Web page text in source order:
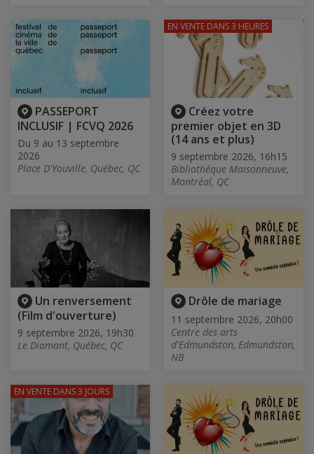
PASSEPORT
INCLUSIF | FCVQ 2026
Du 9 au 13 septembre
2026
Place D'Youville, Québec, QC
Créez votre
premier objet en 3D
(14 ans et plus)
9 septembre 2026, 16h15
Bibliothèque Maisonneuve,
Montréal, QC
EN VENTE DANS 3 HEURES
Un renversement
(Film d'ouverture)
9 septembre 2026, 19h30
Le Diamant, Québec, QC
Drôle de mariage
11 septembre 2026, 20h00
Centre des arts
d'Edmundston, Edmundston,
NB
EN VENTE DANS 3 JOURS